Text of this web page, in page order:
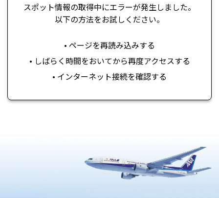
スポット情報の取得中にエラーが発生しました。
以下の方法をお試しください。
• ページを再読み込みする
• しばらく時間をおいてから再度アクセスする
• インターネット接続を確認する